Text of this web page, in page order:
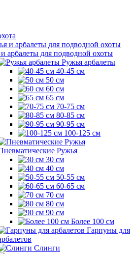
арбалеты для подводной охоты
Ружья арбалеты
40-45 см
50 см
60 см
65 см
70-75 см
80-85 см
90-95 см
100-125 см
Ружья
30 см
40 см
50-55 см
60-65 см
70 см
80 см
90 см
Более 100 см
Гарпуны для
Слинги